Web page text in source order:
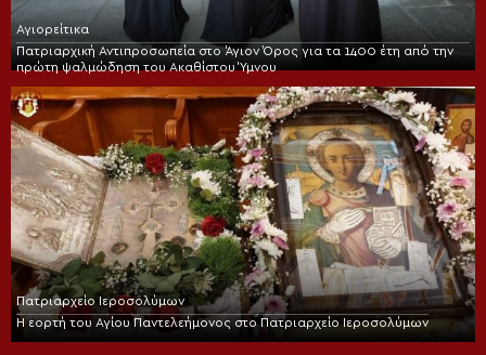
Αγιορείτικα
Πατριαρχική Αντιπροσωπεία στο Άγιον Όρος για τα 1400 έτη από την
πρώτη ψαλμώδηση του Ακαθίστου Ύμνου
Πατριαρχείο Ιεροσολύμων
Η εορτή του Αγίου Παντελεήμονος στο Πατριαρχείο Ιεροσολύμων